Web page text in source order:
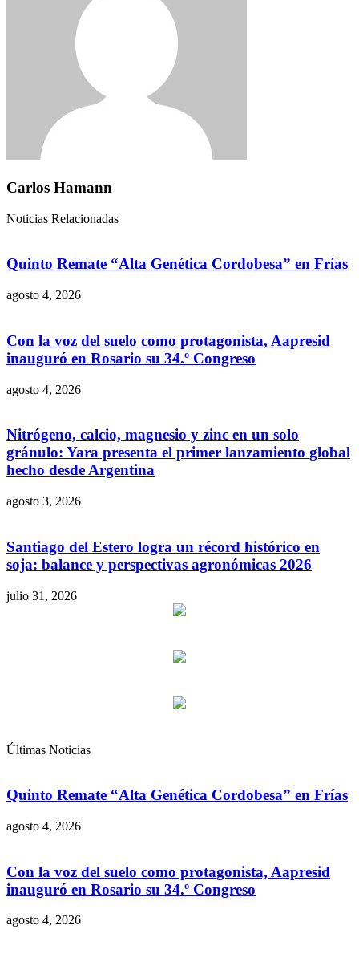
Carlos Hamann
Noticias Relacionadas
Quinto Remate “Alta Genética Cordobesa” en Frías
agosto 4, 2026
Con la voz del suelo como protagonista, Aapresid
inauguró en Rosario su 34.º Congreso
agosto 4, 2026
Nitrógeno, calcio, magnesio y zinc en un solo
gránulo: Yara presenta el primer lanzamiento global
hecho desde Argentina
agosto 3, 2026
Santiago del Estero logra un récord histórico en
soja: balance y perspectivas agronómicas 2026
julio 31, 2026
Últimas Noticias
Quinto Remate “Alta Genética Cordobesa” en Frías
agosto 4, 2026
Con la voz del suelo como protagonista, Aapresid
inauguró en Rosario su 34.º Congreso
agosto 4, 2026